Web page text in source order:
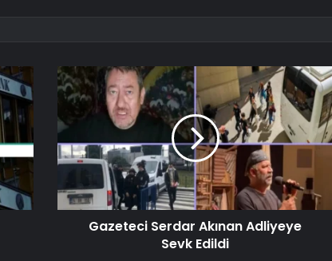
Gazeteci Serdar Akınan Adliyeye
Sevk Edildi